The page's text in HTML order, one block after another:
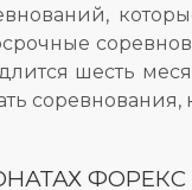
шесть
соревнования,
ФОРЕКС